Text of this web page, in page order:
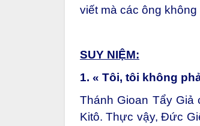
viết mà các ông
SUY NIỆM:
1. « Tôi, tôi không
Thánh Gioan Tẩy
Kitô. Thực vậy, Đức